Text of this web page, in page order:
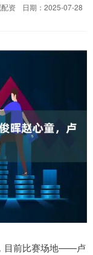
资
日期：2025-07-28
目前比赛场地——卢